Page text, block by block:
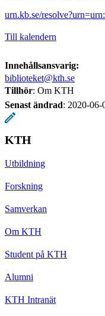
urn.kb.se/
Till kalendern
Innehållsansvarig:
biblioteket@kth.se
Tillhör: Om KTH
Senast ändrad: 2020-06-
KTH
Utbildning
Forskning
Samverkan
Om KTH
Student på KTH
Alumni
KTH Intranät